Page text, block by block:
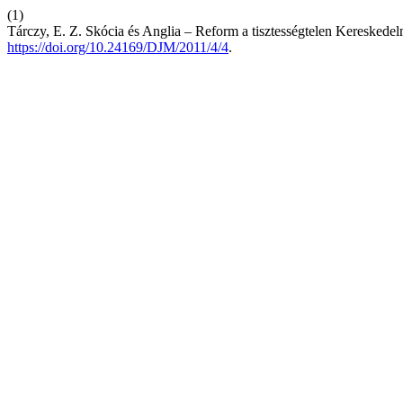
(1)
Tárczy, E. Z. Skócia és Anglia – Reform a tisztességtelen
https://doi.org/10.24169/DJM/2011/4/4.